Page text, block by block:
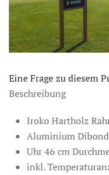
Eine Frage zu diesem
Beschreibung
Iroko Hartholz
Aluminium
Uhr 46 cm
inkl.